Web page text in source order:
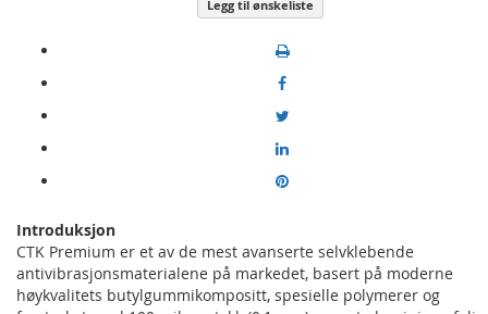
Legg til ønskeliste
Introduksjon
CTK Premium er et av de mest avanserte selvklebende
antivibrasjonsmaterialene på markedet, basert på moderne
høykvalitets butylgummikompositt, spesielle polymerer og